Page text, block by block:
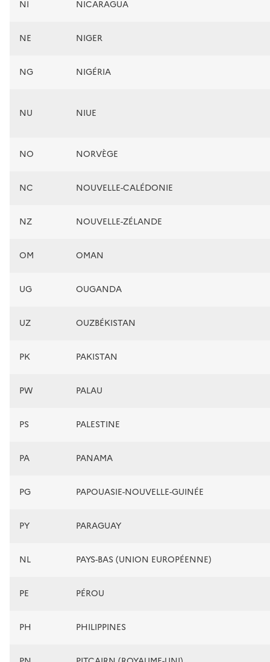
NI NICARAGUA
NE NIGER
NG NIGÉRIA
NU NIUE
NO NORVÈGE
NC NOUVELLE-CALÉDONIE
NZ NOUVELLE-ZÉLANDE
OM OMAN
UG OUGANDA
UZ OUZBÉKISTAN
PK PAKISTAN
PW PALAU
PS PALESTINE
PA PANAMA
PG PAPOUASIE-NOUVELLE-GUINÉE
PY PARAGUAY
NL PAYS-BAS (UNION EUROPÉENNE)
PE PÉROU
PH PHILIPPINES